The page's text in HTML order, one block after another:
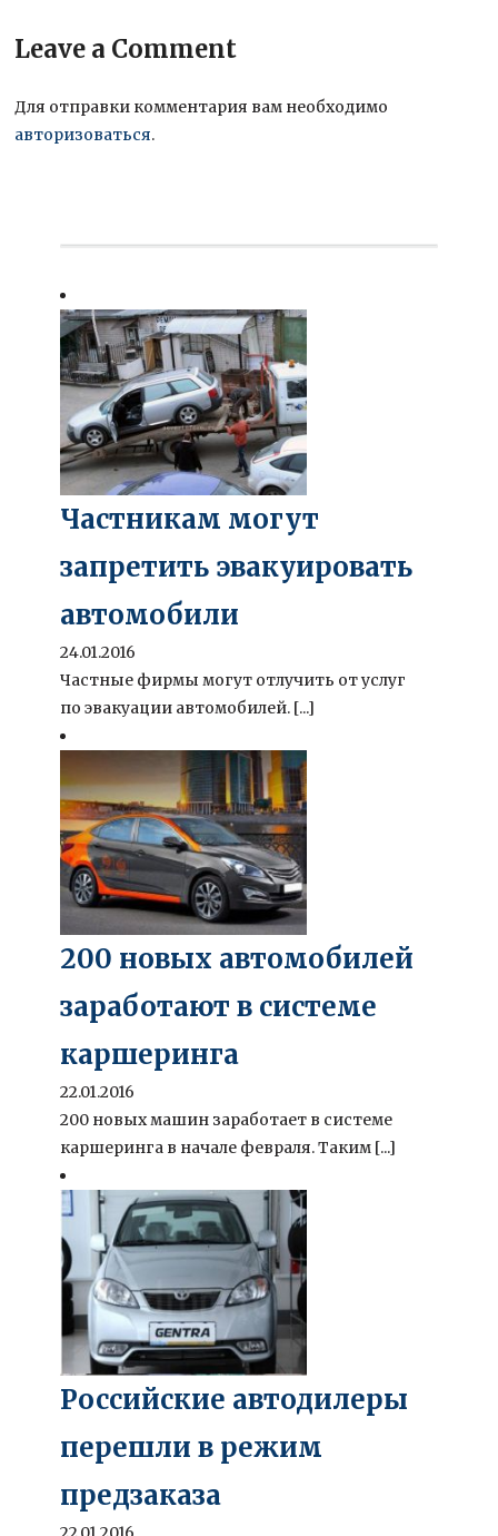
Leave a Comment
Для отправки комментария вам необходимо
авторизоваться.
Частникам могут
запретить эвакуировать
автомобили
24.01.2016
Частные фирмы могут отлучить от услуг
по эвакуации автомобилей. [...]
200 новых автомобилей
заработают в системе
каршеринга
22.01.2016
200 новых машин заработает в системе
каршеринга в начале февраля. Таким [...]
Российские автодилеры
перешли в режим
предзаказа